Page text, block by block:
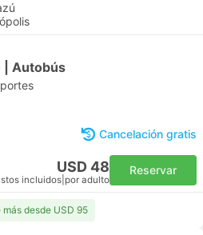
| Autobús
Cancelación gratis
USD 48
incluidos por adulto
Reservar
más desde USD 95